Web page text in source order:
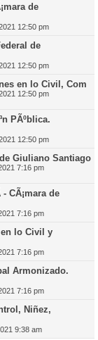
de
12:50 pm
de
12:50 pm
en lo Civil, Com
12:50 pm
PÃºblica.
12:50 pm
Giuliano Santiago
7:16 pm
CÃ¡mara de
7:16 pm
en lo Civil y
7:16 pm
Armonizado.
7:16 pm
Niñez,
9:38 am